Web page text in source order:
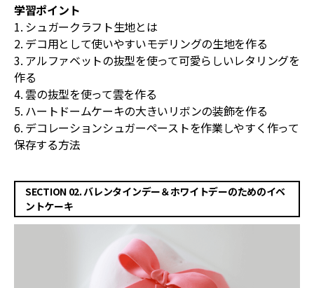
学習ポイント
1. シュガークラフト生地とは
2. デコ用として使いやすいモデリングの生地を作る
3. アルファベットの抜型を使って可愛らしいレタリングを
作る
4. 雲の抜型を使って雲を作る
5. ハートドームケーキの大きいリボンの装飾を作る
6. デコレーションシュガーペーストを作業しやすく作って
保存する方法
SECTION 02. バレンタインデー＆ホワイトデーのためのイベ
ントケーキ